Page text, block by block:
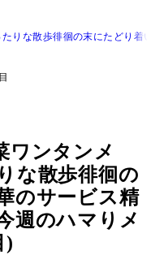
りな散歩徘徊の末にたどり
ワンタンメ
な散歩徘徊の
のサービス精
週のハマりメ
)